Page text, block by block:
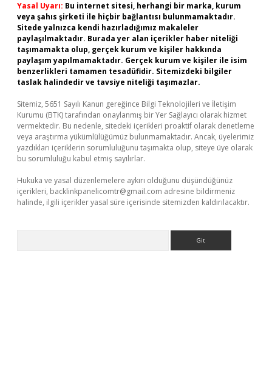
Yasal Uyarı: Bu internet sitesi, herhangi bir marka, kurum
veya şahıs şirketi ile hiçbir bağlantısı bulunmamaktadır.
Sitede yalnızca kendi hazırladığımız makaleler
paylaşılmaktadır. Burada yer alan içerikler haber niteliği
taşımamakta olup, gerçek kurum ve kişiler hakkında
paylaşım yapılmamaktadır. Gerçek kurum ve kişiler ile isim
benzerlikleri tamamen tesadüfidir. Sitemizdeki bilgiler
taslak halindedir ve tavsiye niteliği taşımazlar.
Sitemiz, 5651 Sayılı Kanun gereğince Bilgi Teknolojileri ve İletişim
Kurumu (BTK) tarafından onaylanmış bir Yer Sağlayıcı olarak hizmet
vermektedir. Bu nedenle, sitedeki içerikleri proaktif olarak denetleme
veya araştırma yükümlülüğümüz bulunmamaktadır. Ancak, üyelerimiz
yazdıkları içeriklerin sorumluluğunu taşımakta olup, siteye üye olarak
bu sorumluluğu kabul etmiş sayılırlar.
Hukuka ve yasal düzenlemelere aykırı olduğunu düşündüğünüz
içerikleri, backlinkpanelicomtr@gmail.com adresine bildirmeniz
halinde, ilgili içerikler yasal süre içerisinde sitemizden kaldırılacaktır.